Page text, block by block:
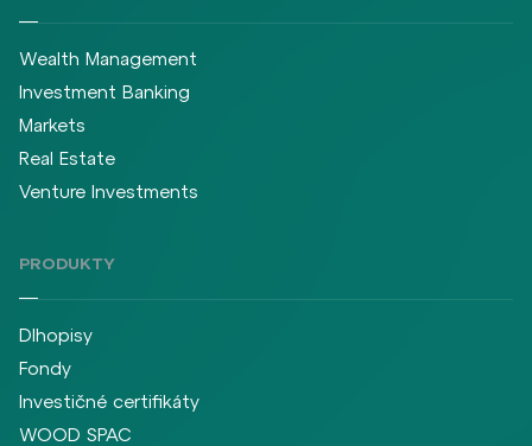
Wealth Management
Investment Banking
Markets
Real Estate
Venture Investments
PRODUKTY
Dlhopisy
Fondy
Investičné certifikáty
WOOD SPAC